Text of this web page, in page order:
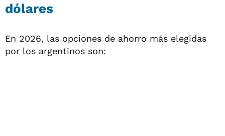
dólares
En 2026, las opciones de ahorro más elegidas
por los argentinos son: